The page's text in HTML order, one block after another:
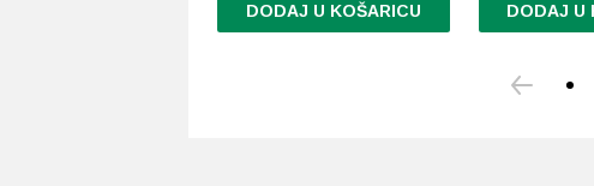
DODAJ U KOŠARICU DODAJ U